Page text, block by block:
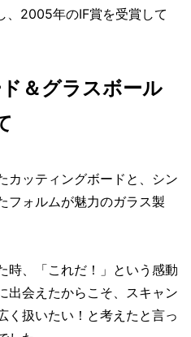
2005年のIF賞を受賞して
＆グラスボール
カッティングボードと、シン
フォルムが魅力のガラス製
時、「これだ！」という感動
出会えたからこそ、スキャン
く扱いたい！と考えたと言っ